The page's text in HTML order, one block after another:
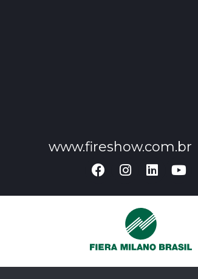
www.fireshow.com.br